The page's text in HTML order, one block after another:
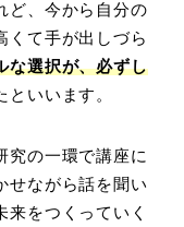
ど、今から自分の
くて手が出しづら
な選択が、必ずし
といいます。
究の一環で講座に
せながら話を聞い
来をつくっていく